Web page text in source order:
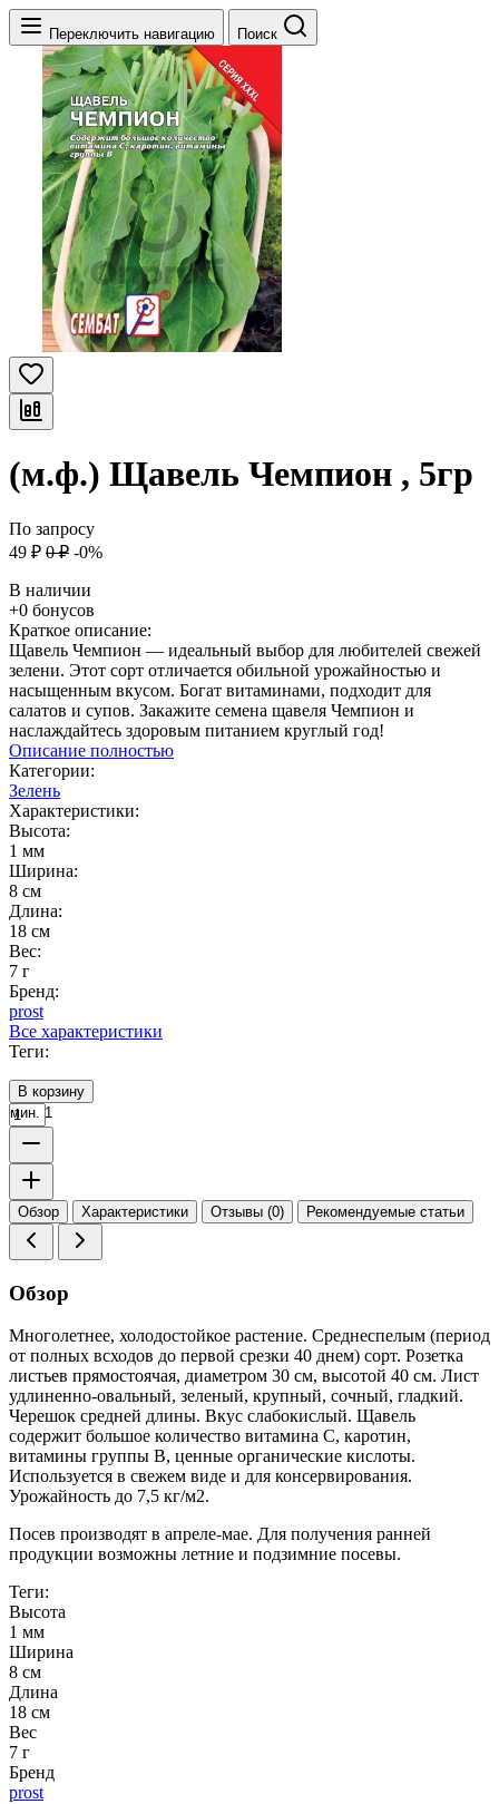
Переключить навигацию Поиск
(м.ф.) Щавель Чемпион , 5гр
По запросу
49 ₽ 0 ₽ -0%
В наличии
+0 бонусов
Краткое описание:
Щавель Чемпион — идеальный выбор для любителей свежей
зелени. Этот сорт отличается обильной урожайностью и
насыщенным вкусом. Богат витаминами, подходит для
салатов и супов. Закажите семена щавеля Чемпион и
наслаждайтесь здоровым питанием круглый год!
Описание полностью
Категории:
Зелень
Характеристики:
Высота:
1 мм
Ширина:
8 см
Длина:
18 см
Вес:
7 г
Бренд:
prost
Все характеристики
Теги:
В корзину
мин. 1
Обзор Характеристики Отзывы (0) Рекомендуемые статьи
Обзор
Многолетнее, холодостойкое растение. Среднеспелым (период
от полных всходов до первой срезки 40 днем) сорт. Розетка
листьев прямостоячая, диаметром 30 см, высотой 40 см. Лист
удлиненно-овальный, зеленый, крупный, сочный, гладкий.
Черешок средней длины. Вкус слабокислый. Щавель
содержит большое количество витамина С, каротин,
витамины группы В, ценные органические кислоты.
Используется в свежем виде и для консервирования.
Урожайность до 7,5 кг/м2.
Посев производят в апреле-мае. Для получения ранней
продукции возможны летние и подзимние посевы.
Теги:
Высота
1 мм
Ширина
8 см
Длина
18 см
Вес
7 г
Бренд
prost